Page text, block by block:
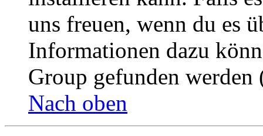
uns freuen, wenn du es
Informationen dazu
Group gefunden
Nach oben